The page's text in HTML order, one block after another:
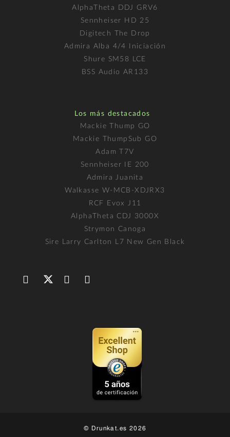
AlphaTheta DDJ GRV6
Sennheiser HD 25
Digitech The Drop
Admira Alba 4/4 Iniciación
Shure SM58 LCE
BSS Audio AR133
Los más destacados
Mackie Thump GO
Mackie ThumpSub GO
Adam T7V
Sennheiser IE 200
Admira Juanita
Walkasse W-MCB-XDJRX3
RCF Evox J11
AlphaTheta CDJ 3000X
Strymon Canoga
Sire Larry Carlton L7 New Gen Black
© Drunkat.es 2026